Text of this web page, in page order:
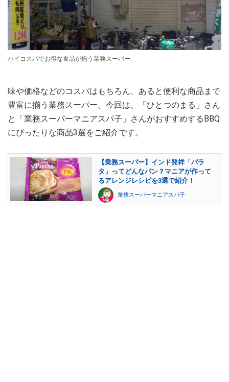
ハイコスパでお得な食品が揃う業務スーパー
味や価格などのコスパはもちろん、あると便利な商品まで
豊富に揃う業務スーパー。今回は、「ひとつのまる」さん
と「業務スーパーマニアスパ子」さんがおすすめするBBQ
にぴったりな商品3選をご紹介です。
【業務スーパー】インド発祥「パラ
タ」ってどんなパン？マニアが作って
るアレンジレシピを3選で紹介！
業務スーパーマニアスパ子